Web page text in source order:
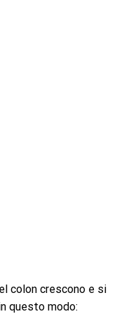
colon crescono e si
questo modo: